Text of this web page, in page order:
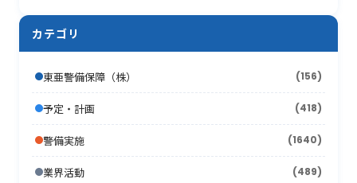
2014年1月
2013年2月
2013年1月 (7)
2012年4月 (12)
2012年2月 (11)
2012年1月 (10)
2011年5月 (11)
2011年4月 (12)
2011年3月 (13)
2011年2月
2011年1月
2010年6月
2010年4月 (15)
2010年3月 (18)
2010年2月 (7)
2009年7月
2009年5月 (16)
2009年4月
(22)
2008年8月
2008年7月 (15)
2008年6月 (10)
2008年5月 (21)
2008年4月 (11)
2007年9月
2007年8月 (22)
2007年7月 (21)
2007年6月 (17)
2007年5月 (24)
2006年11月 (20)
2006年9月 (44)
2006年8月 (26)
2006年7月 (22)
2005年12月 (19)
2005年11月 (24)
2005年10月 (13)
2005年9月
2005年8月
カテゴリ
東亜警備保障（株） (156)
予定・計画 (418)
警備実施 (1640)
業界活動 (489)